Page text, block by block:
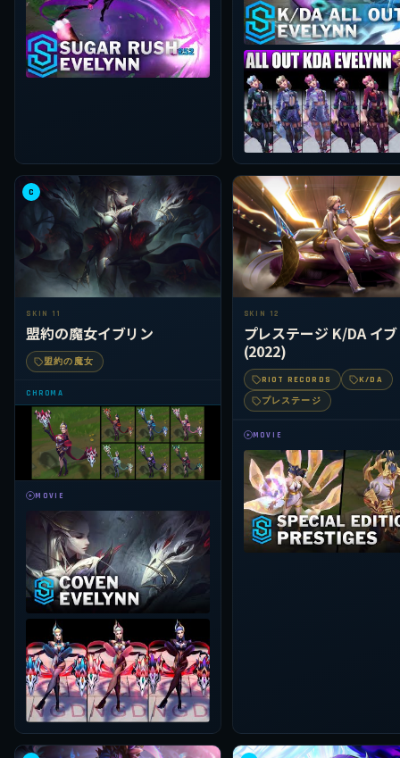
C
SKIN 11
盟約の魔女イブリン
盟約の魔女
CHROMA
MOVIE
SKIN 12
プレステージ K/DA イ
(2022)
RIOT RECORDS
K/DA
プレステージ
MOVIE